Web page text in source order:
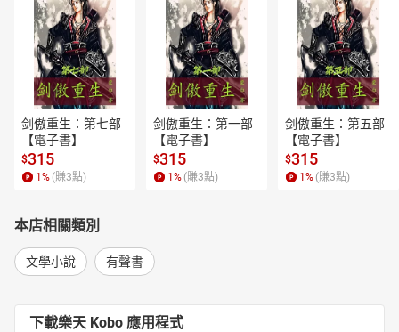
剑傲重生：第七部
【電子書】
$315
1 % (賺3點)
剑傲重生：第一部
【電子書】
$315
1 % (賺3點)
剑傲重生：第五部
【電子書】
$315
1 % (賺3點)
本店相關類別
文學小說 有聲書
下載樂天 Kobo 應用程式